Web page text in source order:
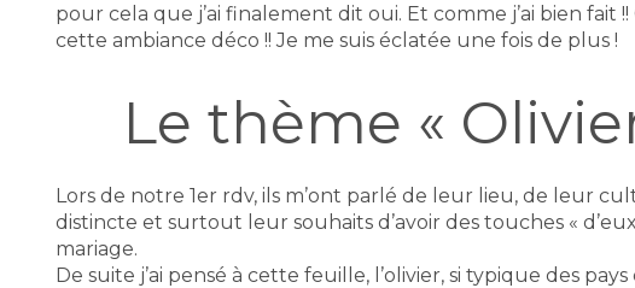
pour cela que j’ai finalement dit oui. Et comme j’ai bien fait !!
cette ambiance déco !! Je me suis éclatée une fois de plus !
Le thème «
Lors de notre 1er rdv, ils m’ont parlé de leur lieu, de leur
distincte et surtout leur souhaits d’avoir des touches «
mariage.
De suite j’ai pensé à cette feuille, l’olivier, si typique des